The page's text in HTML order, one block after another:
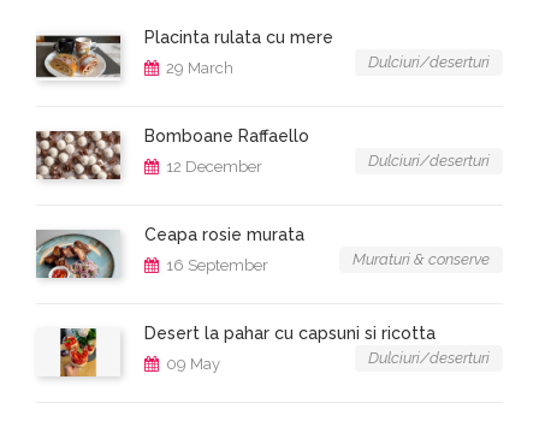
Placinta rulata cu mere
29 March Dulciuri/deserturi
Bomboane Raffaello
12 December Dulciuri/deserturi
Ceapa rosie murata
16 September Muraturi & conserve
Desert la pahar cu capsuni si ricotta
09 May Dulciuri/deserturi